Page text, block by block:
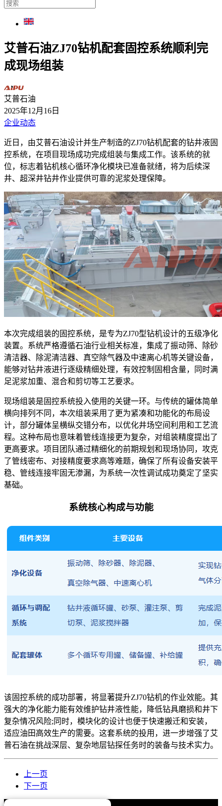
艾普石油ZJ70钻机配套固控系统顺利完
成现场组装
艾普石油
2025年12月16日
企业动态
近日，由艾普石油设计并生产制造的ZJ70钻机配套的钻井液固
控系统，在项目现场成功完成组装与集成工作。该系统的就
位，标志着钻机核心循环净化模块已准备就绪，将为后续深
井、超深井钻井作业提供可靠的泥浆处理保障。
本次完成组装的固控系统，是专为ZJ70型钻机设计的五级净化
装置。系统严格遵循石油行业相关标准，集成了振动筛、除砂
清洁器、除泥清洁器、真空除气器及中速离心机等关键设备，
能够对钻井液进行逐级精细处理，有效控制固相含量，同时满
足泥浆加重、混合和剪切等工艺要求。
现场组装是固控系统投入使用的关键一环。与传统的罐体简单
横向排列不同，本次组装采用了更为紧凑和功能化的布局设
计，部分罐体呈横纵交错分布，以优化井场空间利用和工艺流
程。这种布局也意味着管线连接更为复杂，对组装精度提出了
更高要求。项目团队通过精细化的前期规划和现场协同，攻克
了管线密布、对接精度要求高等难题，确保了所有设备安装平
稳、管线连接牢固无渗漏，为系统一次性调试成功奠定了坚实
基础。
系统核心构成与功能
该固控系统的成功部署，将显著提升ZJ70钻机的作业效能。其
强大的净化能力能有效维护钻井液性能，降低钻具磨损和井下
复杂情况风险;同时，模块化的设计也便于快速搬迁和安装，
适应油田高效生产的需要。这套系统的投用，进一步增强了艾
普石油在挑战深层、复杂地层钻探任务时的装备与技术实力。
上一页
下一页